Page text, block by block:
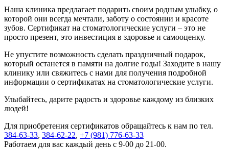
Наша клиника предлагает подарить своим родным улыбку, о
которой они всегда мечтали, заботу о состоянии и красоте
зубов. Сертификат на стоматологические услуги – это не
просто презент, это инвестиция в здоровье и самооценку.
Не упустите возможность сделать праздничный подарок,
который останется в памяти на долгие годы! Заходите в нашу
клинику или свяжитесь с нами для получения подробной
информации о сертификатах на стоматологические услуги.
Улыбайтесь, дарите радость и здоровье каждому из близких
людей!
Для приобретения сертификатов обращайтесь к нам по тел.
384-63-33, 384-62-22, +7 (981) 776-63-33
Работаем для вас каждый день с 9-00 до 21-00.